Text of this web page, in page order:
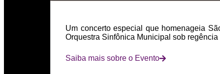
Um concerto especial que homenageia
Orquestra Sinfônica Municipal sob
Saiba mais sobre o Evento